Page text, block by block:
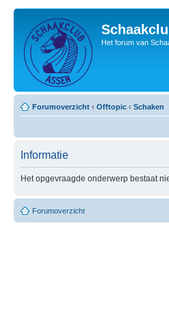
Het forum van
Forumoverzicht ‹ Offtopic ‹ Schaken
Informatie
Het opgevraagde onderwerp bestaat
Forumoverzicht